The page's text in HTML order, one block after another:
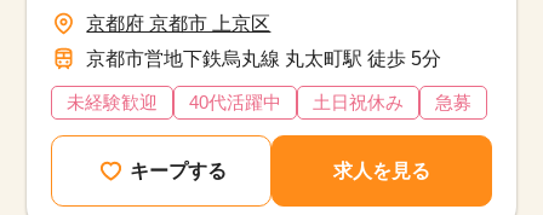
京都府 京都市 上京区
京都市営地下鉄烏丸線 丸太町駅 徒歩 5分
未経験歓迎 40代活躍中 土日祝休み 急募
キープする 求人を見る